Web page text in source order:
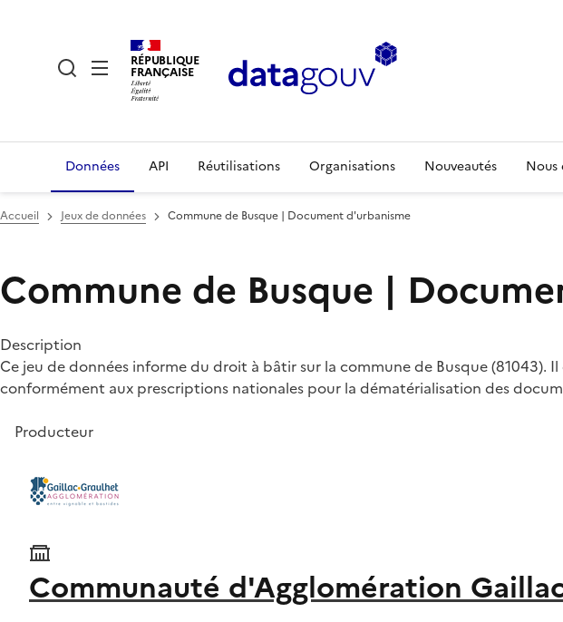
RÉPUBLIQUE
FRANÇAISE
Données API Réutilisations Organisations Nouveautés Nous
Accueil Jeux de données Commune de Busque | Document d'urbanisme
Commune de Busque |
Description
Ce jeu de données informe du droit à bâtir sur la commune de Busque (81043).
conformément aux prescriptions nationales pour la dématérialisation des
Producteur
Communauté d'Agglomération